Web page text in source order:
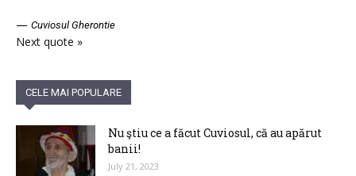
— Cuviosul Gherontie
Next quote »
CELE MAI POPULARE
Nu ştiu ce a făcut Cuviosul, că au apărut
banii!
July 21, 2023